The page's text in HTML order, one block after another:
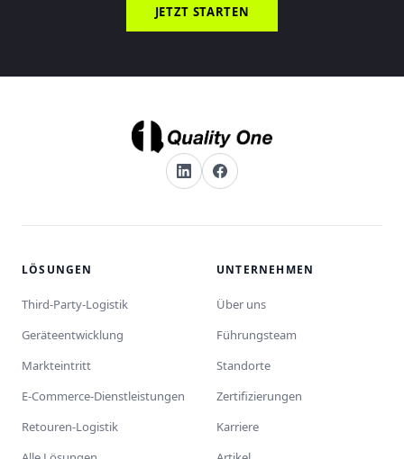
JETZT STARTEN
LÖSUNGEN
Third-Party-Logistik
Geräteentwicklung
Markteintritt
E-Commerce-Dienstleistungen
Retouren-Logistik
UNTERNEHMEN
Über uns
Führungsteam
Standorte
Zertifizierungen
Karriere